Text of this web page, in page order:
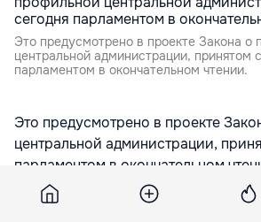
Это предусмотрено в проекте Закона о
центральной администрации, принятом
парламентом в окончательном чтении.
Это предусмотрено в проекте
центральной администрации,
парламентом в окончательном
Так, госсекретарь будет